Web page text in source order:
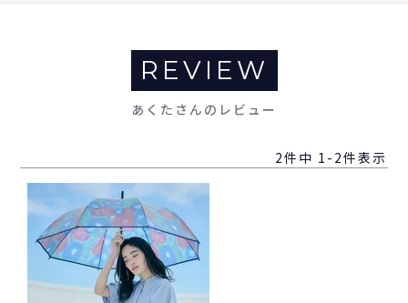
REVIEW
あくたさんのレビュー
2件中 1 - 2件表示